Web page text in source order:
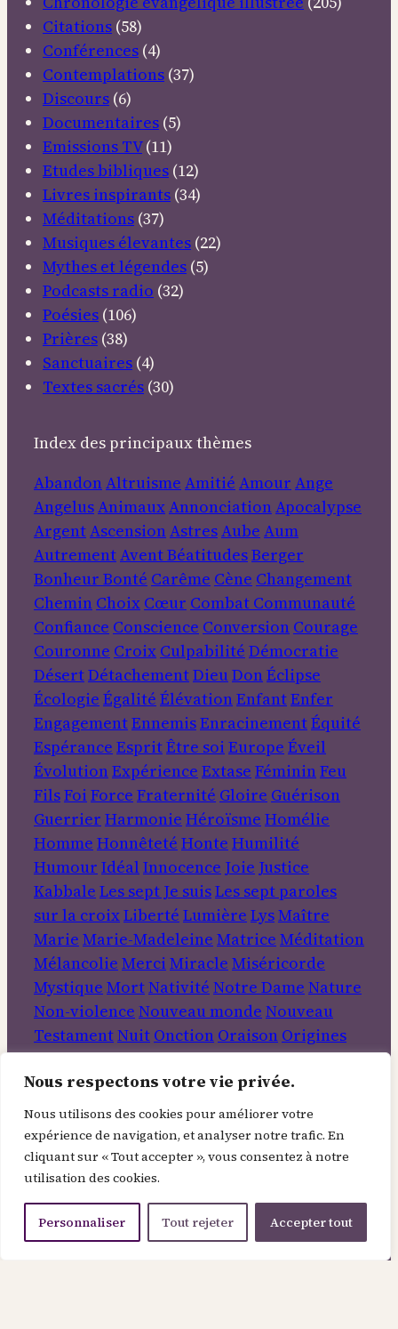
Nous respectons votre vie privée.
Nous utilisons des cookies pour améliorer votre
expérience de navigation, et analyser notre trafic. En
cliquant sur « Tout accepter », vous consentez à notre
utilisation des cookies.
Personnaliser Tout rejeter Accepter tout
Citations (58)
Conférences (4)
Contemplations (37)
Discours (6)
Documentaires (5)
Emissions TV(11)
Etudes bibliques (12)
Livres inspirants (34)
Méditations (37)
Musiques élevantes (22)
Mythes et légendes (5)
Podcasts radio (32)
Poésies (106)
Prières (38)
Sanctuaires (4)
Textes sacrés (30)
Index des principaux thèmes
AbandonAltruisme Amitié Amour Ange
AngelusAnimauxAnnonciationApocalypse
ArgentAscensionAstresAube Aum
AutrementAventBéatitudesBerger
Bonheur Bonté Carême Cène Changement
Chemin Choix Cœur Combat Communauté
Confiance Conscience Conversion Courage
Couronne Croix Culpabilité Démocratie
DésertDétachementDieuDonÉclipse
Écologie Égalité ÉlévationEnfantEnfer
EngagementEnnemisEnracinementÉquité
Espérance EspritÊtre soi Europe Éveil
ÉvolutionExpérience Extase FémininFeu
FilsFoi Force Fraternité Gloire Guérison
Guerrier Harmonie Héroïsme Homélie
Homme Honnêteté Honte Humilité
Humour Idéal Innocence Joie Justice
Kabbale Les sept Je suisLes sept paroles
sur la croixLiberté Lumière LysMaître
Marie Marie-Madeleine Matrice Méditation
Mélancolie Merci Miracle Miséricorde
Mystique MortNativité Notre Dame Nature
Non-violence Nouveau monde Nouveau
TestamentNuit Onction Oraison Origines
OrgueilPainPaixPâquesParabolePardon
Parfum ParolePauvrePéché Pentecôte
Père PersévérancePeur Pont Psaume
Réincarnation Rencontre Rendre Grâce
RepasRepentirRésisterRésurrection
RituelRoi Rose Sagesse
EspritSainteté SalomonSanctuaireSecret
SensSermon Service Servitude
Silence